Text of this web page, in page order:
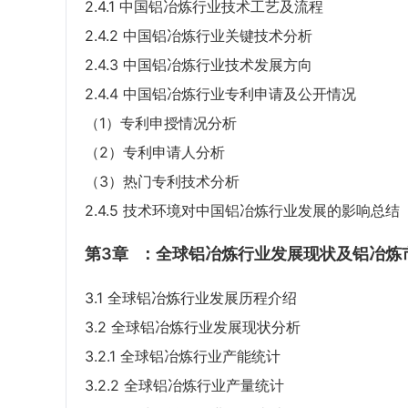
2.4.1 中国铝冶炼行业技术工艺及流程
2.4.2 中国铝冶炼行业关键技术分析
2.4.3 中国铝冶炼行业技术发展方向
2.4.4 中国铝冶炼行业专利申请及公开情况
（1）专利申授情况分析
（2）专利申请人分析
（3）热门专利技术分析
2.4.5 技术环境对中国铝冶炼行业发展的影响总结
第3章 ：全球铝冶炼行业发展现状及铝冶炼
3.1 全球铝冶炼行业发展历程介绍
3.2 全球铝冶炼行业发展现状分析
3.2.1 全球铝冶炼行业产能统计
3.2.2 全球铝冶炼行业产量统计